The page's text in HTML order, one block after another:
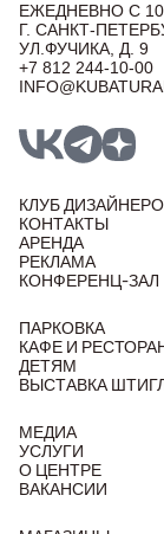
ЕЖЕДНЕВНО С
Г. САНКТ-
УЛ.ФУЧИКА, Д. 9
+7 812 244-10-00
КЛУБ
КОНТАКТЫ
АРЕНДА
РЕКЛАМА
КОНФЕРЕНЦ-ЗАЛ
ПАРКОВКА
КАФЕ И
ДЕТЯМ
ВЫСТАВКА
МЕДИА
УСЛУГИ
О ЦЕНТРЕ
ВАКАНСИИ